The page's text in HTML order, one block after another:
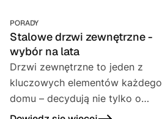
PORADY
Stalowe drzwi zewnętrzne -
wybór na lata
Drzwi zewnętrzne to jeden z
kluczowych elementów każdego
domu – decydują nie tylko o
estetyce, ale przede wszystkim o